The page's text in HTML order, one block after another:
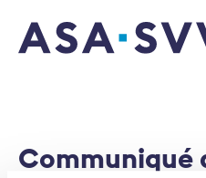
SVV Logo
Communiqué